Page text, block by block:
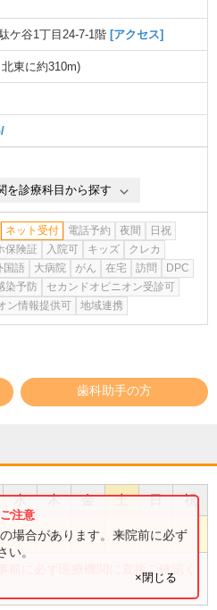
ケ谷1丁目24-7-1階 [アクセス]
北東に約310m)
を診療科目から探す
ネット受付 電話予約 夜間
日祝
保険証 入院可 キッズ
クレカ
国語 大病院 がん 在宅 訪問
DPC
染予防
セカンドオピニオン受診可
ン情報提供可
地域連携
歯科助手の方
水 木 金 土 日 祝
● ● ●
に必ず医療機関に直接ご確認く
場合があります。来院前に必ず
い。
×閉じる